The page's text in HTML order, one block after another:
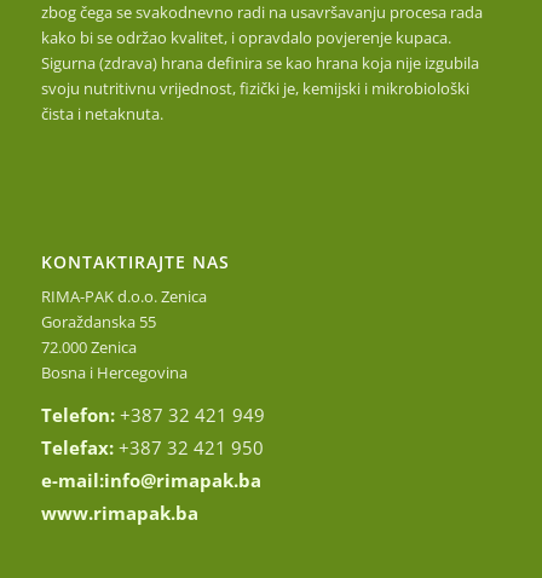
zbog čega se svakodnevno radi na usavršavanju procesa rada
kako bi se održao kvalitet, i opravdalo povjerenje kupaca.
Sigurna (zdrava) hrana definira se kao hrana koja nije izgubila
svoju nutritivnu vrijednost, fizički je, kemijski i mikrobiološki
čista i netaknuta.
KONTAKTIRAJTE NAS
RIMA-PAK d.o.o. Zenica
Goraždanska 55
72.000 Zenica
Bosna i Hercegovina
Telefon: +387 32 421 949
Telefax: +387 32 421 950
e-mail:info@rimapak.ba
www.rimapak.ba